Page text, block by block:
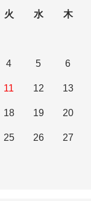
火 水 木
4 5 6
11 12 13
18 19 20
25 26 27